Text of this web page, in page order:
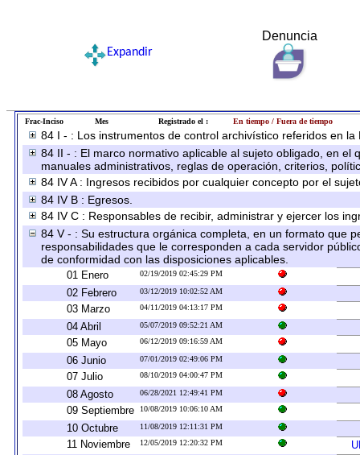
Denuncia
Expandir
Frac-Inciso Mes Registrado el : En tiempo / Fuera de tiempo
84 I - : Los instrumentos de control archivístico referidos en
84 II - : El marco normativo aplicable al sujeto obligado, en
manuales administrativos, reglas de operación, criterios,
84 IV A : Ingresos recibidos por cualquier concepto por el
84 IV B : Egresos.
84 IV C : Responsables de recibir, administrar y ejercer los
84 V - : Su estructura orgánica completa, en un formato que
responsabilidades que le corresponden a cada servidor
de conformidad con las disposiciones aplicables.
01 Enero 02/19/2019 02:45:29 PM
02 Febrero 03/12/2019 10:02:52 AM
03 Marzo 04/11/2019 04:13:17 PM
04 Abril 05/07/2019 09:52:21 AM
05 Mayo 06/12/2019 09:16:59 AM
06 Junio 07/01/2019 02:49:06 PM
07 Julio 08/10/2019 04:00:47 PM
08 Agosto 06/28/2021 12:49:41 PM
09 Septiembre 10/08/2019 10:06:10 AM
10 Octubre 11/08/2019 12:11:31 PM
11 Noviembre 12/05/2019 12:20:32 PM